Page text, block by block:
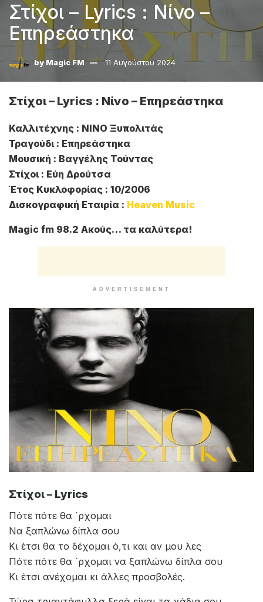
Στίχοι – Lyrics : Νίνο –
Επηρεάστηκα
by Magic FM 11 Αυγούστου 2024
Στίχοι – Lyrics : Νίνο – Επηρεάστηκα
Καλλιτέχνης : ΝΙΝΟ Ξυπολιτάς
Τραγούδι : Επηρεάστηκα
Μουσική : Βαγγέλης Τούντας
Στίχοι : Εύη Δρούτσα
Έτος Κυκλοφορίας : 10/2006
Δισκογραφική Εταιρία : Heaven Music
Magic fm 98.2 Ακούς… τα καλύτερα!
ADVERTISEMENT
Στίχοι – Lyrics
Πότε πότε θα `ρχομαι
Να ξαπλώνω δίπλα σου
Κι έτσι θα το δέχομαι ό,τι και αν μου λες
Πότε πότε θα `ρχομαι να ξαπλώνω δίπλα σου
Κι έτσι ανέχομαι κι άλλες προσβολές.